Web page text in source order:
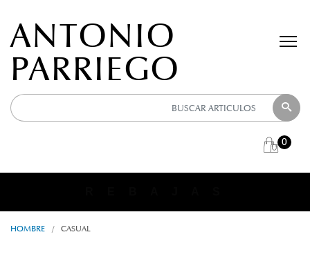
ANTONIO
PARRIEGO
0
HOMBRE / CASUAL